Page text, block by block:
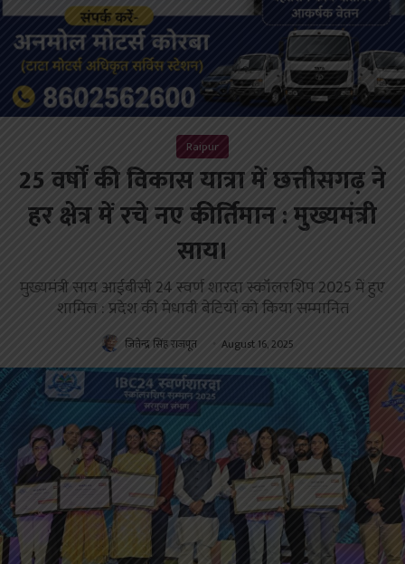
Raipur
25 वर्षों की विकास यात्रा में छत्तीसगढ़ ने
हर क्षेत्र में रचे नए कीर्तिमान : मुख्यमंत्री
साय।
मुख्यमंत्री साय आईबीसी 24 स्वर्ण शारदा स्कॉलरशिप 2025 में हुए
शामिल : प्रदेश की मेधावी बेटियों को किया सम्मानित
जितेन्द्र सिंह राजपूत August 16, 2025